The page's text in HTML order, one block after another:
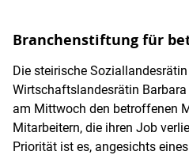
Branchenstiftung für
Die steirische
Wirtschaftslandesrätin
am Mittwoch den betroffenen
Mitarbeitern, die ihren Job
Priorität ist es, angesichts